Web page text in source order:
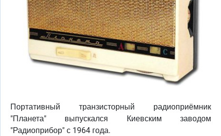
Портативный транзисторный радиоприёмник
"Планета" выпускался Киевским заводом
"Радиоприбор" с 1964 года.